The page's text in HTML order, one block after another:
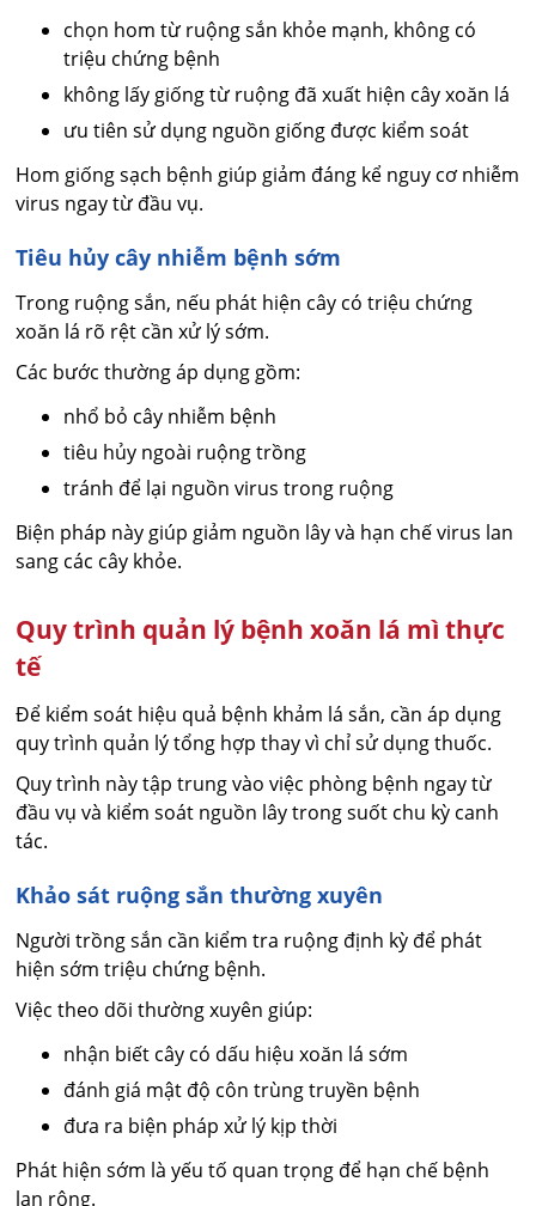
chọn hom từ ruộng sắn khỏe mạnh, không có
triệu chứng bệnh
không lấy giống từ ruộng đã xuất hiện cây xoăn lá
ưu tiên sử dụng nguồn giống được kiểm soát
Hom giống sạch bệnh giúp giảm đáng kể nguy cơ nhiễm
virus ngay từ đầu vụ.
Tiêu hủy cây nhiễm bệnh sớm
Trong ruộng sắn, nếu phát hiện cây có triệu chứng
xoăn lá rõ rệt cần xử lý sớm.
Các bước thường áp dụng gồm:
nhổ bỏ cây nhiễm bệnh
tiêu hủy ngoài ruộng trồng
tránh để lại nguồn virus trong ruộng
Biện pháp này giúp giảm nguồn lây và hạn chế virus lan
sang các cây khỏe.
Quy trình quản lý bệnh xoăn lá mì thực
tế
Để kiểm soát hiệu quả bệnh khảm lá sắn, cần áp dụng
quy trình quản lý tổng hợp thay vì chỉ sử dụng thuốc.
Quy trình này tập trung vào việc phòng bệnh ngay từ
đầu vụ và kiểm soát nguồn lây trong suốt chu kỳ canh
tác.
Khảo sát ruộng sắn thường xuyên
Người trồng sắn cần kiểm tra ruộng định kỳ để phát
hiện sớm triệu chứng bệnh.
Việc theo dõi thường xuyên giúp:
nhận biết cây có dấu hiệu xoăn lá sớm
đánh giá mật độ côn trùng truyền bệnh
đưa ra biện pháp xử lý kịp thời
Phát hiện sớm là yếu tố quan trọng để hạn chế bệnh
lan rộng.